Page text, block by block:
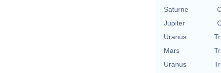
Saturne
Jupiter
Uranus
Mars
Uranus